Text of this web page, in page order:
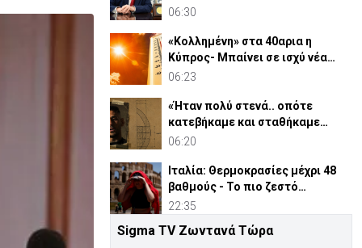
σύντομα»
06:30
«Κολλημένη» στα 40αρια η
Κύπρος- Μπαίνει σε ισχύ νέα
κίτρινη προειδοποίηση
06:23
«Ήταν πολύ στενά.. οπότε
κατεβήκαμε και σταθήκαμε
ακριβώς πάνω απ’ το πτώμα»
06:20
Ιταλία: Θερμοκρασίες μέχρι 48
βαθμούς - Το πιο ζεστό
καλοκαίρι των 100 χρόνων
22:35
Δημοσκόπηση στη Γερμανία: Η
Sigma TV Ζωντανά Τώρα